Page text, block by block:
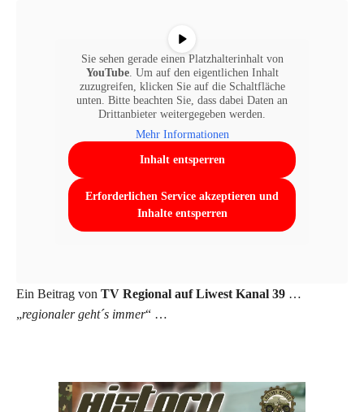
Sie sehen gerade einen Platzhalterinhalt von
YouTube. Um auf den eigentlichen Inhalt
zuzugreifen, klicken Sie auf die Schaltfläche
unten. Bitte beachten Sie, dass dabei Daten an
Drittanbieter weitergegeben werden.
Mehr Informationen
Inhalt entsperren
Erforderlichen Service akzeptieren und
Inhalte entsperren
Ein Beitrag von TV Regional auf Liwest Kanal 39 …
„regionaler geht´s immer“ …